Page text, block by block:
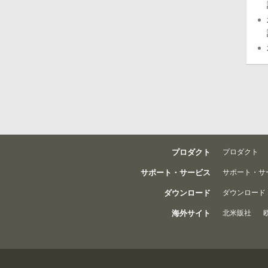
プロダクト プロダクト
サポート・サービス サポート・サ
ダウンロード ダウンロード
海外サイト 北米販社